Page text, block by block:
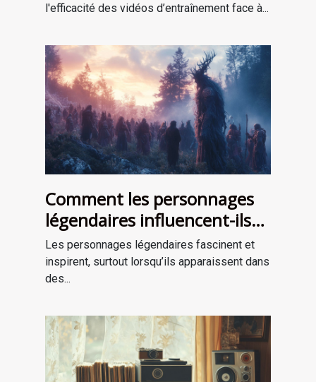
l'efficacité des vidéos d’entraînement face à...
Comment les personnages
légendaires influencent-ils
les récits de survie ?
Les personnages légendaires fascinent et
inspirent, surtout lorsqu’ils apparaissent dans
des...